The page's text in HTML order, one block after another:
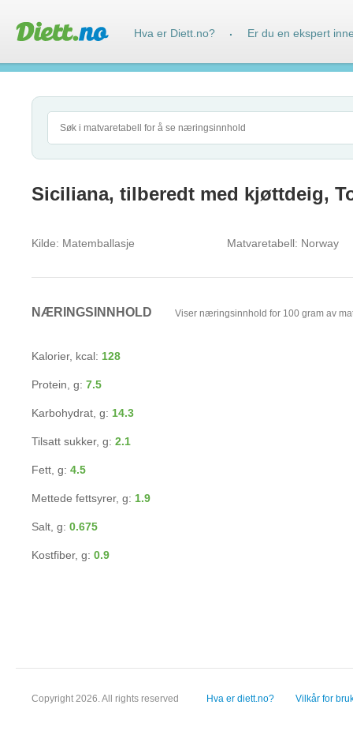
Siciliana, tilberedt med kjøttdeig,
Kilde: Matemballasje Matvaretabell: Norway
NÆRINGSINNHOLD Viser næringsinnhold for 100 gram av
Kalorier, kcal: 128
Protein, g: 7.5
Karbohydrat, g: 14.3
Tilsatt sukker, g: 2.1
Fett, g: 4.5
Mettede fettsyrer, g: 1.9
Salt, g: 0.675
Kostfiber, g: 0.9
Copyright 2026. All rights reserved Hva er diett.no? Vilkår for
Hva er Diett.no? · Er du en ekspert